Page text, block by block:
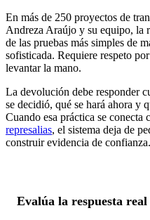
En más de 250 proyectos de
Andreza Araújo y su equipo, la
de las pruebas más simples de
sofisticada. Requiere respeto
levantar la mano.
La devolución debe responder
se decidió, qué se hará ahora y
Cuando esa práctica se conecta
represalias, el sistema deja de
construir evidencia de confianza.
Evalúa la respuesta real